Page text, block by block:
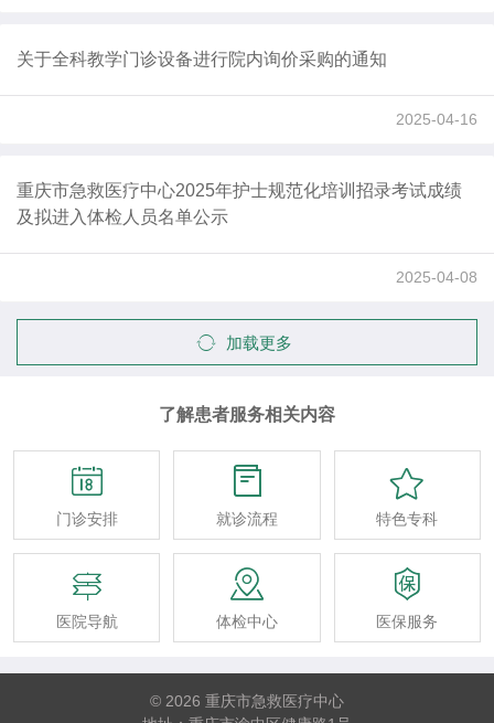
关于全科教学门诊设备进行院内询价采购的通知
2025-04-16
重庆市急救医疗中心2025年护士规范化培训招录考试成绩
及拟进入体检人员名单公示
2025-04-08
加载更多
了解患者服务相关内容

门诊安排

就诊流程

特色专科

医院导航

体检中心

医保服务
© 2026 重庆市急救医疗中心